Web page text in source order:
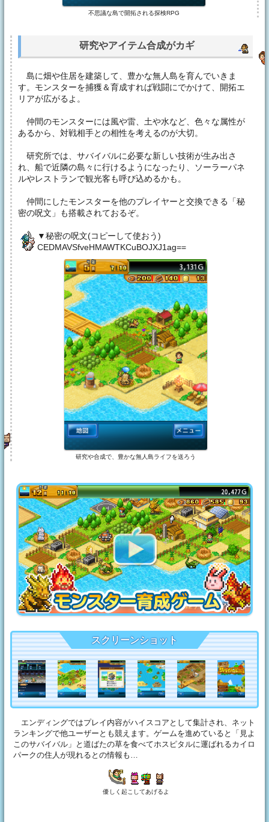
不思議な島で開拓される探検RPG
研究やアイテム合成がカギ
島に畑や住居を建築して、豊かな無人島を育んでいきま
す。モンスターを捕獲＆育成すれば戦闘にでかけて、開拓エ
リアが広がるよ。
仲間のモンスターには風や雷、土や水など、色々な属性が
あるから、対戦相手との相性を考えるのが大切。
研究所では、サバイバルに必要な新しい技術が生み出さ
れ、船で近隣の島々に行けるようになったり、ソーラーパネ
ルやレストランで観光客も呼び込めるかも。
仲間にしたモンスターを他のプレイヤーと交換できる「秘
密の呪文」も搭載されておるぞ。
▼秘密の呪文(コピーして使おう)
CEDMAVSfveHMAWTKCuBOJXJ1ag==
研究や合成で、豊かな無人島ライフを送ろう
スクリーンショット
エンディングではプレイ内容がハイスコアとして集計され、ネット
ランキングで他ユーザーとも競えます。ゲームを進めていると「見よ
このサバイバル」と道ばたの草を食べてホスピタルに運ばれるカイロ
パークの住人が現れるとの情報も…
優しく起こしてあげるよ